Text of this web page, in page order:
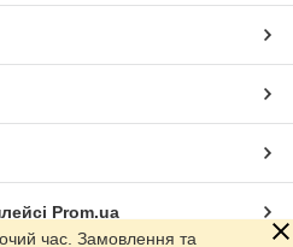
Prom.ua
час. Замовлення та